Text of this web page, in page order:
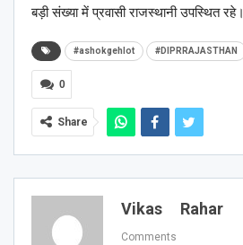
बड़ी संख्या में प्रवासी राजस्थानी उपस्थित रहे।
#ashokgehlot #DIPRRAJASTHAN
0
Share
Vikas Rahar
Comments